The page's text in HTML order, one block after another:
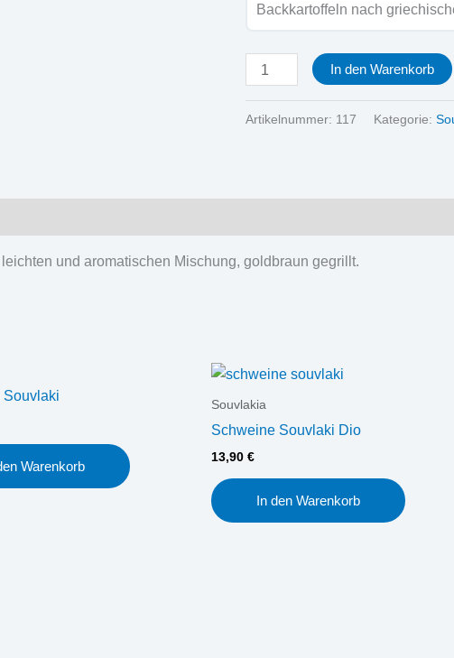
Backkartoffeln nach
In den Warenkorb
Artikelnummer: 117 Kategorie:
und aromatischen Mischung, goldbraun gegrillt.
Souvlaki
Warenkorb
Souvlakia
Schweine Souvlaki Dio
13,90 €
In den Warenkorb